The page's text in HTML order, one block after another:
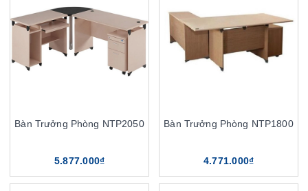
Bàn Trưởng Phòng NTP2050
5.877.000₫
Bàn Trưởng Phòng NTP1800
4.771.000₫